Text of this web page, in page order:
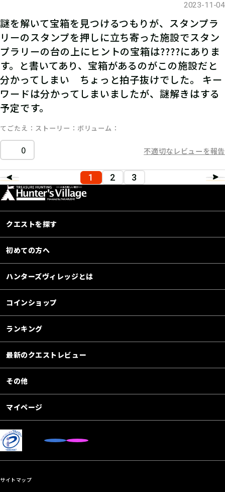
2023-11-04
謎を解いて宝箱を見つけるつもりが、スタンプラ
リーのスタンプを押しに立ち寄った施設でスタン
プラリーの台の上にヒントの宝箱は????にありま
す。と書いてあり、宝箱があるのがこの施設だと
分かってしまい ちょっと拍子抜けでした。 キー
ワードは分かってしまいましたが、謎解きはする
予定です。
てごたえ ストーリー ボリューム
0 不適切なレビューを報告
1 2 3
クエストを探す
初めての方へ
ハンターズヴィレッジとは
コインショップ
ランキング
最新のクエストレビュー
その他
マイページ
サイトマップ